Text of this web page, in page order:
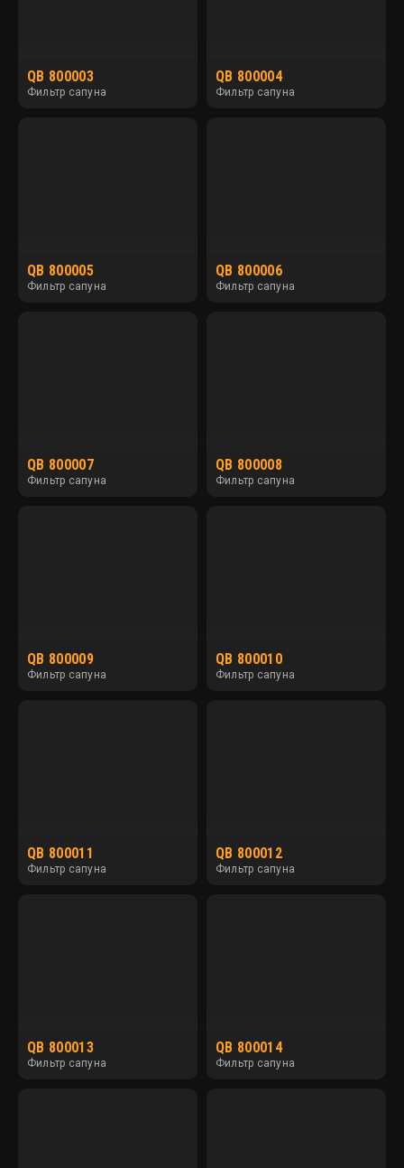
QB 800003
Фильтр сапуна
QB 800004
Фильтр сапуна
QB 800005
Фильтр сапуна
QB 800006
Фильтр сапуна
QB 800007
Фильтр сапуна
QB 800008
Фильтр сапуна
QB 800009
Фильтр сапуна
QB 800010
Фильтр сапуна
QB 800011
Фильтр сапуна
QB 800012
Фильтр сапуна
QB 800013
Фильтр сапуна
QB 800014
Фильтр сапуна